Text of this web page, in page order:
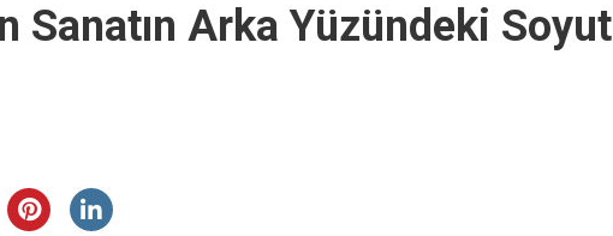
Sanatın Arka Yüzündeki Soyut